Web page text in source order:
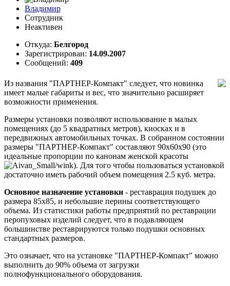
Владимир
Сотрудник
Неактивен
Откуда: Белгород
Зарегистрирован: 14.09.2007
Сообщений: 409
Из названия "ПАРТНЕР-Компакт" следует, что новинка
имеет малые габариты и вес, что значительно расширяет
возможности применения.
Размеры установки позволяют использование в малых
помещениях (до 5 квадратных метров), киосках и в
передвижных автомобильных точках. В собранном состоянии
размеры "ПАРТНЕР-Компакт" составляют 90х60х90 (это
идеальные пропорции по канонам женской красоты
). Для того чтобы пользоваться установкой
достаточно иметь рабочий объем помещения 2.5 куб. метра.
Основное назначение установки - реставрация подушек до
размера 85х85, и небольшие перины соответствующего
объема. Из статистики работы предприятий по реставрации
перопуховых изделий следует, что в подавляющем
большинстве реставрируются только подушки основных
стандартных размеров.
Это означает, что на установке "ПАРТНЕР-Компакт" можно
выполнить до 90% объема от загрузки
полнофункционального оборудования.